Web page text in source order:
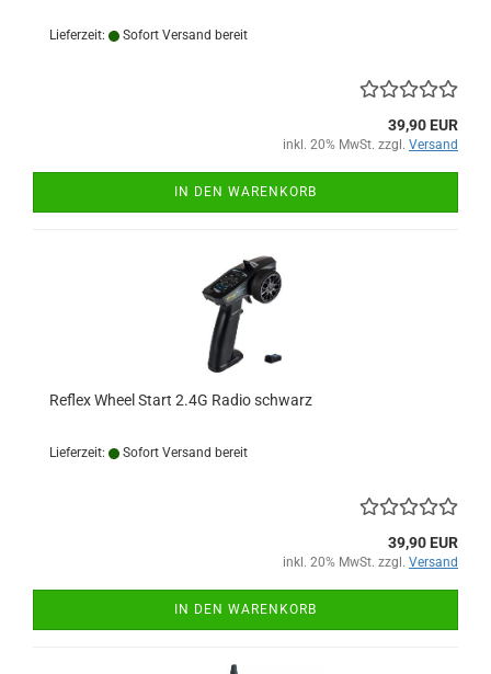
Lieferzeit: Sofort Versand bereit
39,90 EUR
inkl. 20% MwSt. zzgl. Versand
IN DEN WARENKORB
Reflex Wheel Start 2.4G Radio schwarz
Lieferzeit: Sofort Versand bereit
39,90 EUR
inkl. 20% MwSt. zzgl. Versand
IN DEN WARENKORB